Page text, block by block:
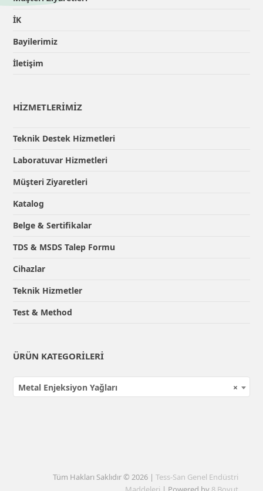
İK
Bayilerimiz
İletişim
HİZMETLERİMİZ
Teknik Destek Hizmetleri
Laboratuvar Hizmetleri
Müşteri Ziyaretleri
Katalog
Belge & Sertifikalar
TDS & MSDS Talep Formu
Cihazlar
Teknik Hizmetler
Test & Method
ÜRÜN KATEGORILERI
×
Metal Enjeksiyon Yağları
Tüm Hakları Saklıdır © 2026 | Tess-San Genel Endüstri